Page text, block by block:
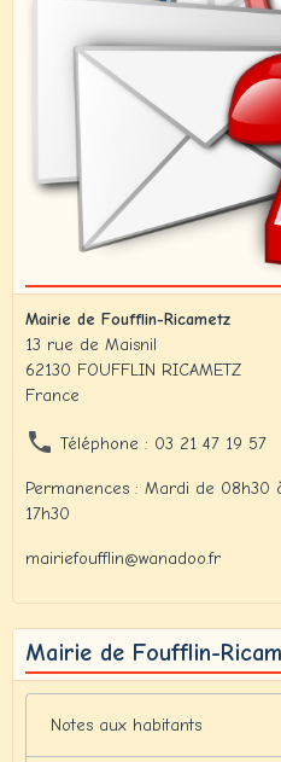
Mairie de Foufflin-Ricametz
13 rue de Maisnil
62130 FOUFFLIN RICAMETZ
France
Téléphone : 03 21 47 19 57
Permanences : Mardi de 08h30
17h30
mairiefoufflin@wanadoo.fr
Mairie de Foufflin-
Notes aux habitants